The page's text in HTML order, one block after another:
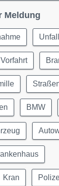
Meldung
Vorfahrt
BMW
Kran